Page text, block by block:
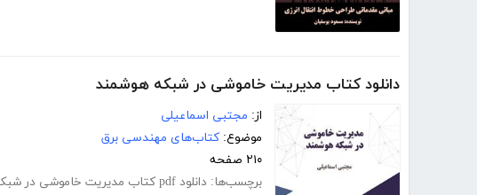
دانلود کتاب مدیریت خاموشی در شبکه هوشمند
از: مجتبی اسماعیلی
موضوع: کتاب‌های مهندسی برق
۲۱۰ صفحه
برچسب‌ها: دانلود pdf کتاب مدیریت خاموشی در شبکه هوشمند